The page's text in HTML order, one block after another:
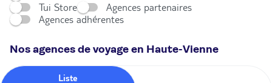
Tui Store
Agences partenaires
Agences adhérentes
Nos agences de voyage en Haute-Vienne
Liste
Carte